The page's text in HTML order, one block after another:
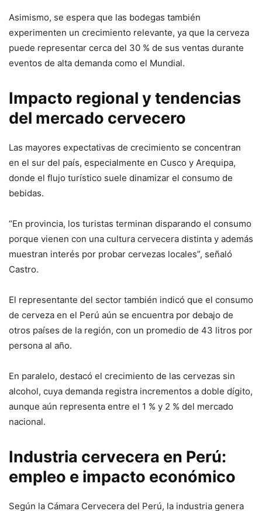
Asimismo, se espera que las bodegas también
experimenten un crecimiento relevante, ya que la cerveza
puede representar cerca del 30 % de sus ventas durante
eventos de alta demanda como el Mundial.
Impacto regional y tendencias
del mercado cervecero
Las mayores expectativas de crecimiento se concentran
en el sur del país, especialmente en Cusco y Arequipa,
donde el flujo turístico suele dinamizar el consumo de
bebidas.
“En provincia, los turistas terminan disparando el consumo
porque vienen con una cultura cervecera distinta y además
muestran interés por probar cervezas locales”, señaló
Castro.
El representante del sector también indicó que el consumo
de cerveza en el Perú aún se encuentra por debajo de
otros países de la región, con un promedio de 43 litros por
persona al año.
En paralelo, destacó el crecimiento de las cervezas sin
alcohol, cuya demanda registra incrementos a doble dígito,
aunque aún representa entre el 1 % y 2 % del mercado
nacional.
Industria cervecera en Perú:
empleo e impacto económico
Según la Cámara Cervecera del Perú, la industria genera